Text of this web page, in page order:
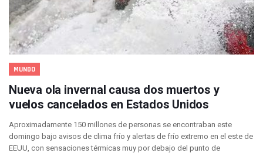
“Paseo De La Fama” En Vallarta Genera Dudas Tras Visita
Air Canadá Anuncia Vuelo Directo Entre Guadalajara Y
Hay 507 Personas Desaparecidas En Puerto Vallarta
Gobierno De Lemus Abre Oficina Especializada En
Anexo De Ixtapa Privaría Ilegalmente De Personas, Acusa
SEAPAL Tendrá Módulos Itinerantes Para Inscripción A
Fin De Semana De San Valentín Impulsa Ventas En
Zapopan: Cae Presunto Coordinador De Célula Dedicada A
Ponen En Marcha Campaña ‘No Es Lo Que Parece’ Para
Estado Y Municipio Impulsan A Microempresas
MUNDO
Nueva ola invernal causa dos muertos y
vuelos cancelados en Estados Unidos
Aproximadamente 150 millones de personas se encontraban este
domingo bajo avisos de clima frío y alertas de frío extremo en el este de
EEUU, con sensaciones térmicas muy por debajo del punto de